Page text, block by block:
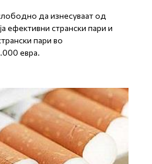
да изнесуваат од
ефективни странски пари и
пари во
евра.